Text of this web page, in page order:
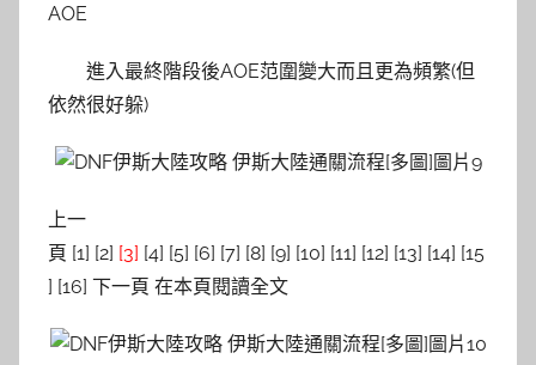
AOE
進入最終階段後AOE范圍變大而且更為頻繁(但
依然很好躲)
上一
頁 [1] [2] [3] [4] [5] [6] [7] [8] [9] [10] [11] [12] [13] [14] [15
] [16] 下一頁 在本頁閱讀全文